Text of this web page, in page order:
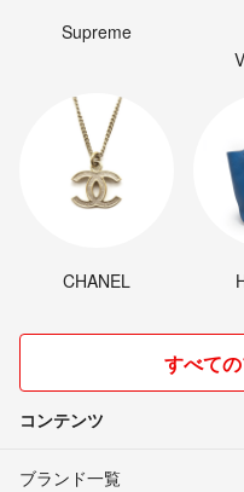
Supreme
CHANEL
すべて
コンテンツ
ブランド一覧